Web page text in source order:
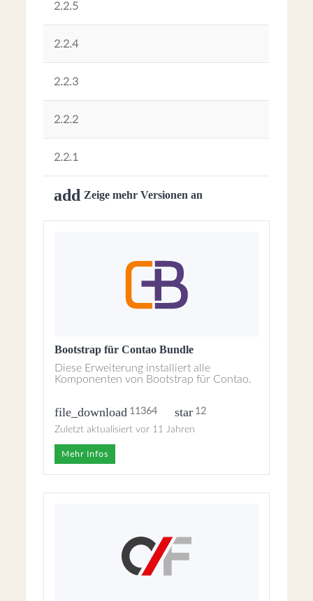
2.2.5
2.2.4
2.2.3
2.2.2
2.2.1
add Zeige mehr Versionen an
Bootstrap für Contao Bundle
Diese Erweiterung installiert alle
Komponenten von Bootstrap für Contao.
file_download 11364 star 12
Zuletzt aktualisiert vor 11 Jahren
Mehr Infos